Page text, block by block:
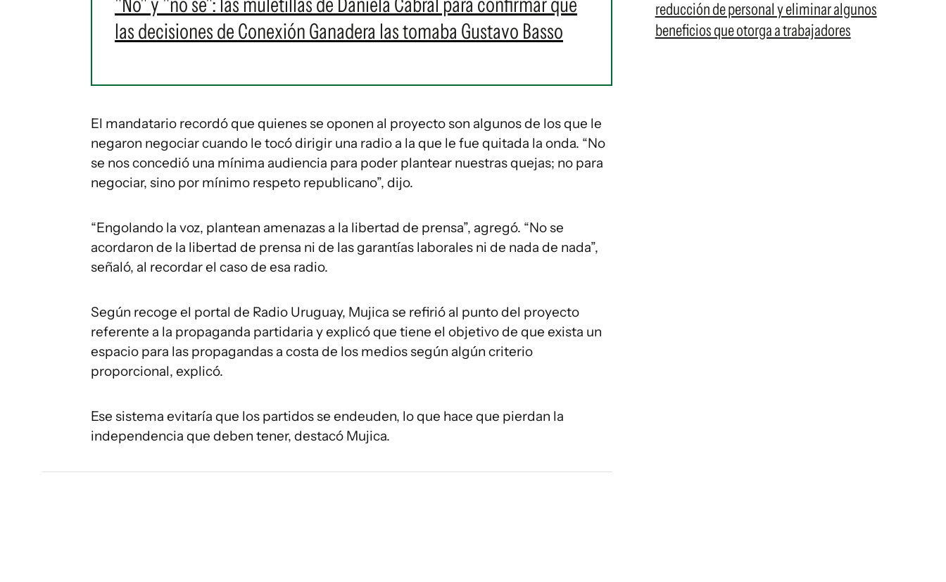
las decisiones de Conexión Ganadera las tomaba Gustavo Basso
El mandatario recordó que quienes se oponen al proyecto son algunos de los que le
negaron negociar cuando le tocó dirigir una radio a la que le fue quitada la onda. “No
se nos concedió una mínima audiencia para poder plantear nuestras quejas; no para
negociar, sino por mínimo respeto republicano”, dijo.
“Engolando la voz, plantean amenazas a la libertad de prensa”, agregó. “No se
acordaron de la libertad de prensa ni de las garantías laborales ni de nada de nada”,
señaló, al recordar el caso de esa radio.
Según recoge el portal de Radio Uruguay, Mujica se refirió al punto del proyecto
referente a la propaganda partidaria y explicó que tiene el objetivo de que exista un
espacio para las propagandas a costa de los medios según algún criterio
proporcional, explicó.
Ese sistema evitaría que los partidos se endeuden, lo que hace que pierdan la
independencia que deben tener, destacó Mujica.
reducción de personal y eliminar algunos
beneficios que otorga a trabajadores